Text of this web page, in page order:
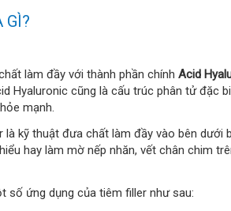
GÌ?
làm đầy với thành phần chính Acid
Hyaluronic cũng là cấu trúc phân tử đặc
mạnh.
là kỹ thuật đưa chất làm đầy vào bên dưới
hay làm mờ nếp nhăn, vết chân chim
số ứng dụng của tiêm filler như sau: